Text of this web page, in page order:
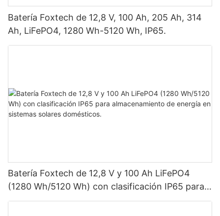
Batería Foxtech de 12,8 V, 100 Ah, 205 Ah, 314
Ah, LiFePO4, 1280 Wh-5120 Wh, IP65.
Batería Foxtech de 12,8 V y 100 Ah LiFePO4
(1280 Wh/5120 Wh) con clasificación IP65 para
almacenamiento de energía en sistemas solares